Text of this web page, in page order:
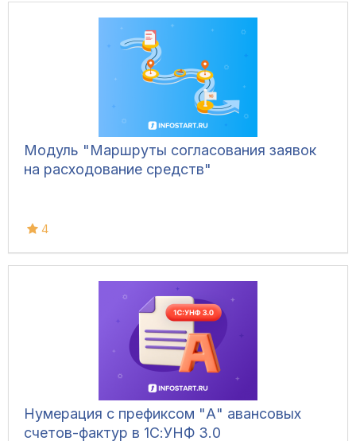
Модуль "Маршруты согласования заявок
на расходование средств"
4
Нумерация с префиксом "А" авансовых
счетов-фактур в 1С:УНФ 3.0